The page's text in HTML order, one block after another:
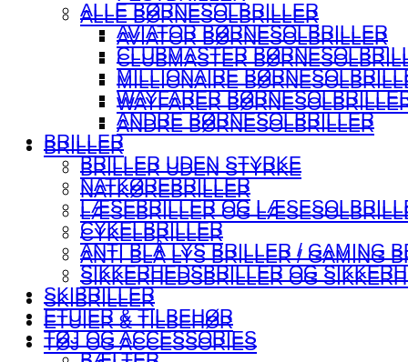
ALLE BØRNESOLBRILLER
AVIATOR BØRNESOLBRILLER
CLUBMASTER
MILLIONAIRE
WAYFARER
ANDRE BØRNESOLBRILLER
BRILLER
BRILLER UDEN STYRKE
NATKØREBRILLER
LÆSEBRILLER OG
CYKELBRILLER
ANTI BLÅ LYS BRILLER / GAMING
SIKKERHEDSBRILLER OG
SKIBRILLER
ETUIER & TILBEHØR
TØJ OG ACCESSORIES
ALLE BØRNESOLBRILLER
AVIATOR BØRNESOLBRILLER
CLUBMASTER
MILLIONAIRE
WAYFARER
ANDRE BØRNESOLBRILLER
BRILLER
BRILLER UDEN STYRKE
NATKØREBRILLER
LÆSEBRILLER OG
CYKELBRILLER
ANTI BLÅ LYS BRILLER / GAMING
SIKKERHEDSBRILLER OG
SKIBRILLER
ETUIER & TILBEHØR
TØJ OG ACCESSORIES